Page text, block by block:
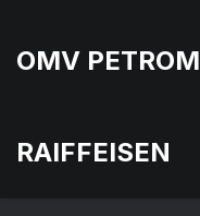
OMV PETROM
RAIFFEISEN